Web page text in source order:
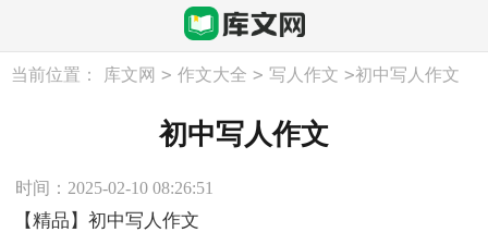
当前位置： 库文网 > 作文大全 > 写人作文 >初中写人作文
初中写人作文
时间：2025-02-10 08:26:51
【精品】初中写人作文